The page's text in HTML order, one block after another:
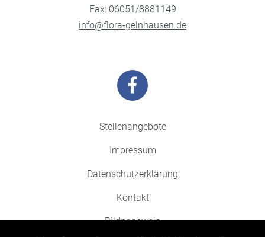
Fax: 06051/8881149
info@flora-gelnhausen.de
Stellenangebote
Impressum
Datenschutzerklärung
Kontakt
Bildnachweis